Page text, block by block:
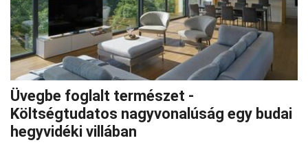
Üvegbe foglalt természet -
Költségtudatos nagyvonalúság egy budai
hegyvidéki villában